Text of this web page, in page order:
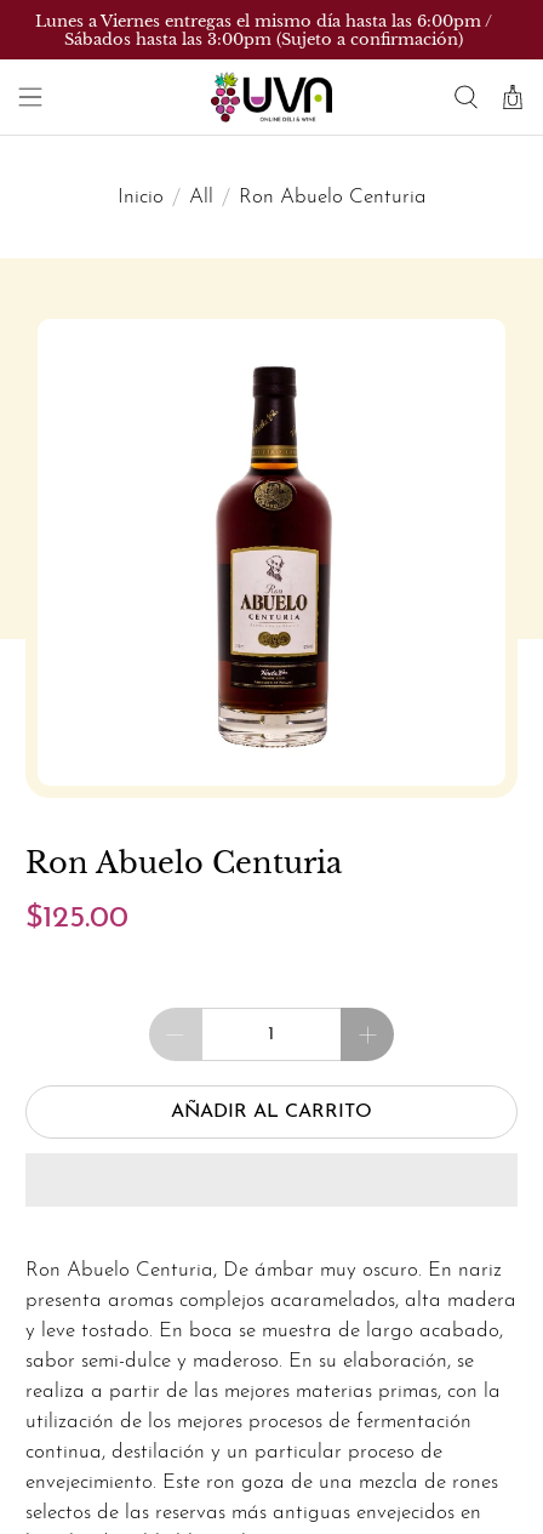
Lunes a Viernes entregas el mismo día hasta las 6:00pm /
Sábados hasta las 3:00pm (Sujeto a confirmación)
Inicio All Ron Abuelo Centuria
Ron Abuelo Centuria
$125.00
Cantidad
AÑADIR AL CARRITO
Ron Abuelo Centuria, De ámbar muy oscuro. En nariz
presenta aromas complejos acaramelados, alta madera
y leve tostado. En boca se muestra de largo acabado,
sabor semi-dulce y maderoso. En su elaboración, se
realiza a partir de las mejores materias primas, con la
utilización de los mejores procesos de fermentación
continua, destilación y un particular proceso de
envejecimiento. Este ron goza de una mezcla de rones
selectos de las reservas más antiguas envejecidos en